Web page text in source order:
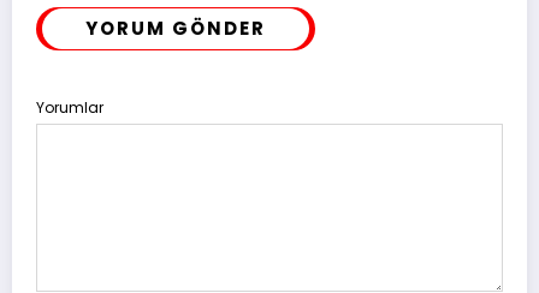
YORUM GÖNDER
Yorumlar